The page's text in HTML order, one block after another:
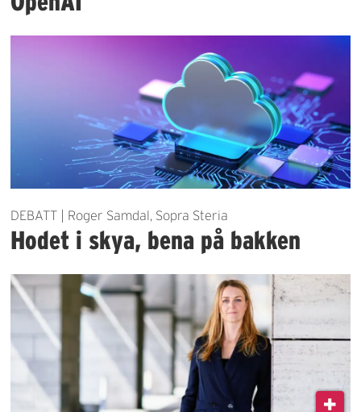
DEBATT | Roger Samdal, Sopra Steria
Hodet i skya, bena på bakken